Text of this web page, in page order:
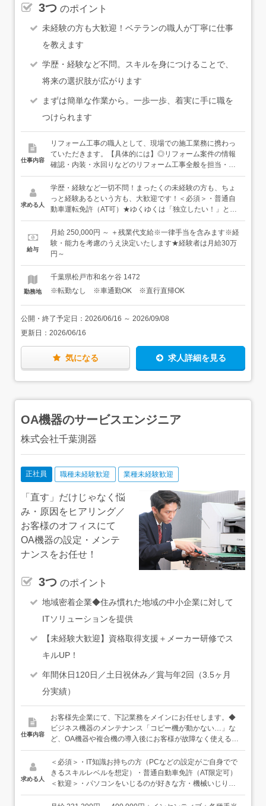
3つ のポイント
未経験の方も大歓迎！ベテランの職人が丁寧に仕事
を教えます
学歴・経験など不問。スキルを身につけることで、
将来の選択肢が広がります
まずは簡単な作業から。一歩一歩、着実に手に職を
つけられます
仕事内容
リフォーム工事の職人として、現場での施工業務に携わっ
ていただきます。【具体的には】◎リフォーム案件の情報
確認・内装・水回りなどのリフォーム工事全般を担当・戸
建て住宅やマンションがメインです↓◎施工・現場は千葉・
東京・神奈川がメイン・先輩職人と一緒に施工します・現
場への直行直帰も可・数時間～数日の工事がメインです＜
入社後は＞未経験の方や経験の浅い方には、ベテランの先
も聞いてください。居住者の方と会うこともあり、コミュ
ニケーションが大切な面もありますが、労いの言葉ととも
に飲み物をいただいたりと、気持ちよく仕事できる現場で
ができます。＜将来的には＞ゆくゆくは、希望に応じて現
場管理の仕事や、営業職などにチャレンジすることもでき
ます。また、独立して自分で道を切り拓いていくこともで
きます。キャリアアップ・給与アップが実現できる道を多
く用意しているので、一緒に、あなたの将来を充実したも
のにしていきましょう！
求める人
学歴・経験など一切不問！まったくの未経験の方も、ちょ
っと経験あるという方も、大歓迎です！＜必須＞・普通自
動車運転免許（AT可）★ゆくゆくは「独立したい！」とい
う方も大歓迎！あなたの夢を全力でサポートしていきま
す！
給与
月給 250,000円 ～ ＋残業代支給※一律手当を含みます※経
験・能力を考慮のうえ決定いたします★経験者は月給30万
円～
勤務地
千葉県松戸市和名ケ谷 1472
※転勤なし ※車通勤OK ※直行直帰OK
公開・終了予定日： 2026/06/16 ～ 2026/09/08
更新日： 2026/06/16
気になる 求人詳細を見る
OA機器のサービスエンジニア
株式会社千葉測器
正社員 職種未経験歓迎 業種未経験歓迎
「直す」だけじゃなく悩
み・原因をヒアリング／
お客様のオフィスにて
OA機器の設定・メンテ
ナンスをお任せ！
3つ のポイント
地域密着企業◆住み慣れた地域の中小企業に対して
ITソリューションを提供
【未経験大歓迎】資格取得支援＋メーカー研修でス
キルUP！
年間休日120日／土日祝休み／賞与年2回（3.5ヶ月
分実績）
仕事内容
お客様先企業にて、下記業務をメインにお任せします。◆
ビジネス機器のメンテナンス「コピー機が動かない…」な
ど、OA機器や複合機の導入後にお客様が故障なく使えるよ
う予防点検・メンテナンス業務◆ITソリューションPC・サ
ーバーのセットアップからLAN設定等、お客様のご要望に
応じたITソリューションの提供お客様に確かな品質をお届
けするために、各メーカーが行っている資格試験に合格を
があります。入社後は先輩に同行し現場でのお手伝いをし
求める人
＜必須＞・IT知識お持ちの方（PCなどの設定がご自身でで
きるスキルレベルを想定）・普通自動車免許（AT限定可）
＜歓迎＞・パソコンをいじるのが好きな方・機械いじりが
好きな方・手先を動かす仕事に興味がある方・コミュニケ